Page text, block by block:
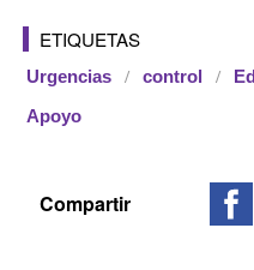
ETIQUETAS
Urgencias control
Apoyo